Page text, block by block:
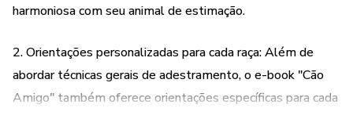
harmoniosa com seu animal de estimação.
2. Orientações personalizadas para cada raça: Além de
abordar técnicas gerais de adestramento, o e-book "Cão
Amigo" também oferece orientações específicas para cada